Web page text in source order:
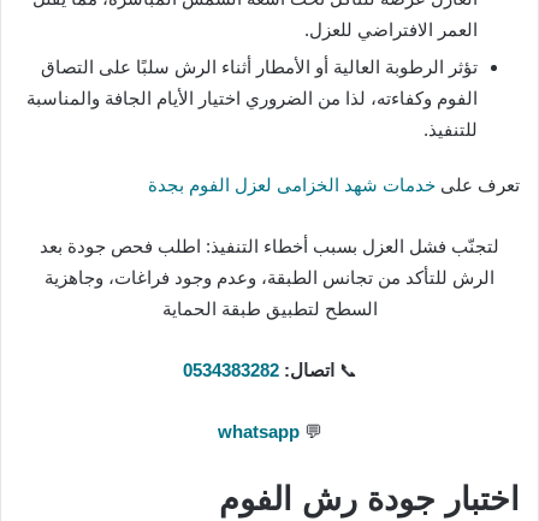
العمر الافتراضي للعزل.
تؤثر الرطوبة العالية أو الأمطار أثناء الرش سلبًا على التصاق
الفوم وكفاءته، لذا من الضروري اختيار الأيام الجافة والمناسبة
للتنفيذ.
تعرف على خدمات شهد الخزامى لعزل الفوم بجدة
لتجنّب فشل العزل بسبب أخطاء التنفيذ: اطلب فحص جودة بعد
الرش للتأكد من تجانس الطبقة، وعدم وجود فراغات، وجاهزية
السطح لتطبيق طبقة الحماية
📞 اتصال:0534383282
💬
whatsapp
اختبار جودة رش الفوم